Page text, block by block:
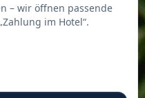
– wir öffnen passende
im Hotel“.